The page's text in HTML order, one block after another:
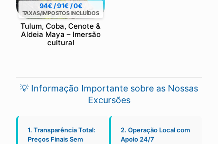
94€ / 91€ / 0€
TAXAS/IMPOSTOS INCLUÍDOS
Tulum, Coba, Cenote &
Aldeia Maya – Imersão
cultural
💡 Informação Importante sobre as Nossas
Excursões
1. Transparência Total:
Preços Finais Sem
2. Operação Local com
Apoio 24/7